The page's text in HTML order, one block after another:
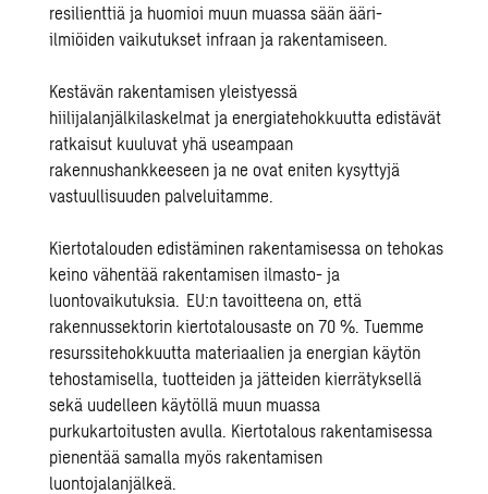
resilienttiä ja huomioi muun muassa sään ääri-
ilmiöiden vaikutukset infraan ja rakentamiseen.
Kestävän rakentamisenyleistyessä
hiilijalanjälkilaskelmat jaenergiatehokkuutta edistävät
ratkaisut kuuluvat yhä useampaan
rakennushankkeeseen ja ne ovat eniten kysyttyjä
vastuullisuuden palveluitamme.
Kiertotalouden edistäminen rakentamisessa on tehokas
keino vähentää rakentamisen ilmasto- ja
luontovaikutuksia. EU:n tavoitteena on, että
rakennussektorin kiertotalousaste on 70 %. Tuemme
resurssitehokkuutta materiaalien ja energian käytön
tehostamisella, tuotteiden ja jätteiden kierrätyksellä
sekä uudelleen käytöllä muun muassa
purkukartoitusten avulla. Kiertotalous rakentamisessa
pienentää samalla myös rakentamisen
luontojalanjälkeä.